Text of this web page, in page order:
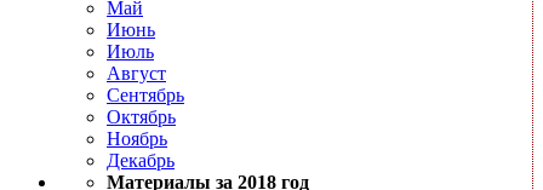
Май
Июнь
Июль
Август
Сентябрь
Октябрь
Ноябрь
Декабрь
Материалы за 2018 год